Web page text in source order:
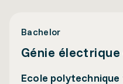
Bachelor
Génie
Ecole